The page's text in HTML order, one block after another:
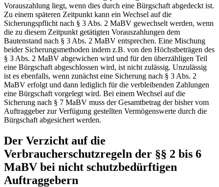
Vorauszahlung liegt, wenn dies durch eine Bürgschaft abgedeckt ist.
Zu einem späteren Zeitpunkt kann ein Wechsel auf die
Sicherungspflicht nach § 3 Abs. 2 MaBV gewechselt werden, wenn
die zu diesem Zeitpunkt getätigten Vorauszahlungen dem
Bautenstand nach § 3 Abs. 2 MaBV entsprechen. Eine Mischung
beider Sicherungsmethoden indem z.B. von den Höchstbeträgen des
§ 3 Abs. 2 MaBV abgewichen wird und für den überzähligen Teil
eine Bürgschaft abgeschlossen wird, ist nicht zulässig. Unzulässig
ist es ebenfalls, wenn zunächst eine Sicherung nach § 3 Abs. 2
MaBV erfolgt und dann lediglich für die verbleibenden Zahlungen
eine Bürgschaft vorgelegt wird. Bei einem Wechsel auf die
Sicherung nach § 7 MaBV muss der Gesamtbetrag der bisher vom
Auftraggeber zur Verfügung gestellten Vermögenswerte durch die
Bürgschaft abgesichert werden.
Der Verzicht auf die
Verbraucherschutzregeln der §§ 2 bis 6
MaBV bei nicht schutzbedürftigen
Auftraggebern